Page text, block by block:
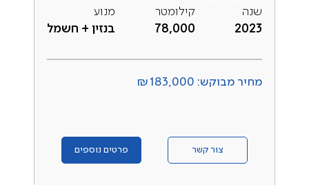
שנה
2023
קילומטר
78,000
מנוע
בנזין + חשמל
מחיר מבוקש: ₪183,000
צור קשר פרטים נוספים